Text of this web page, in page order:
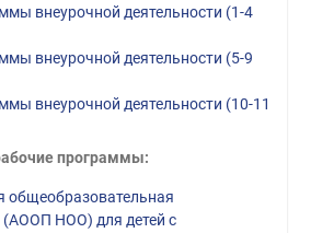
внеурочной деятельности (1-4
внеурочной деятельности (5-9
внеурочной деятельности (10-11
программы:
общеобразовательная
НОО) для детей с